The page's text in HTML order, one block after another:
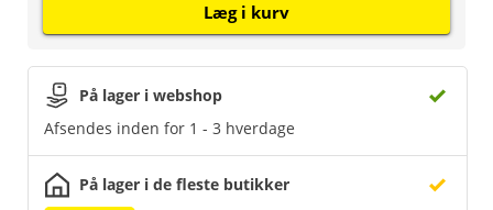
På lager i webshop
Afsendes inden for 1 - 3 hverdage
På lager i de fleste butikker
Læg i kurv